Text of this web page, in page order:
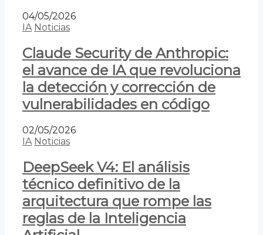
04/05/2026
IA Noticias
Claude Security de Anthropic:
el avance de IA que revoluciona
la detección y corrección de
vulnerabilidades en código
02/05/2026
IA Noticias
DeepSeek V4: El análisis
técnico definitivo de la
arquitectura que rompe las
reglas de la Inteligencia